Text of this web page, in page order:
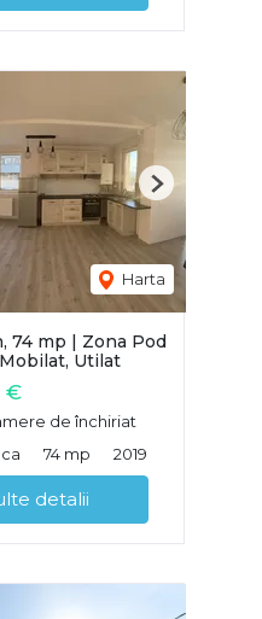
Harta
Next
74 mp | Zona Pod
Utilat
€
de închiriat
74 mp 2019
detalii